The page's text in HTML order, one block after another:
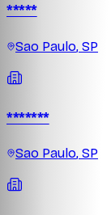
*****
Sao Paulo, SP
*******
Sao Paulo, SP